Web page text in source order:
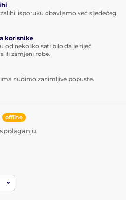
isporuku obavljamo već sljedećeg
korisnike
od nekoliko sati bilo da je riječ
ili zamjeni robe.
nudimo zanimljive popuste.
offline